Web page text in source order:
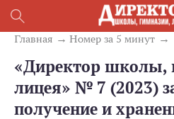
Главная Номер за 5 минут
«Директор школы,
лицея» № 7 (2023)
получение и